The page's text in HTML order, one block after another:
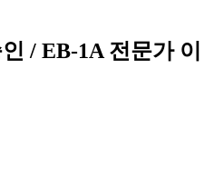
/ EB-1A 전문가 이